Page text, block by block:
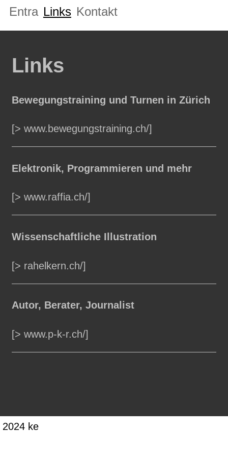
Entra Links Kontakt
Links
Bewegungstraining und Turnen in Zürich
[> www.bewegungstraining.ch/]
Elektronik, Programmieren und mehr
[> www.raffia.ch/]
Wissenschaftliche Illustration
[> rahelkern.ch/]
Autor, Berater, Journalist
[> www.p-k-r.ch/]
2024 ke